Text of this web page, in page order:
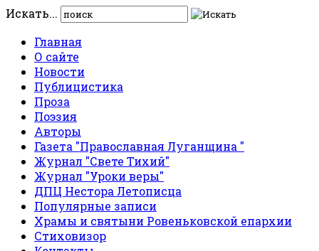
Искать...
Главная
О сайте
Новости
Публицистика
Проза
Поэзия
Авторы
Газета "Православная Луганщина "
Журнал "Свете Тихий"
Журнал "Уроки веры"
ДПЦ Нестора Летописца
Популярные записи
Храмы и святыни Ровеньковской епархии
Стиховизор